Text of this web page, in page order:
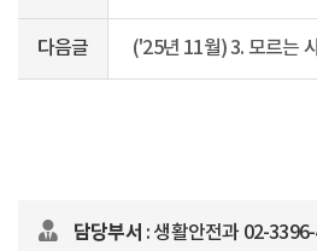
다음글
담당부서 : 생활안전과 02-